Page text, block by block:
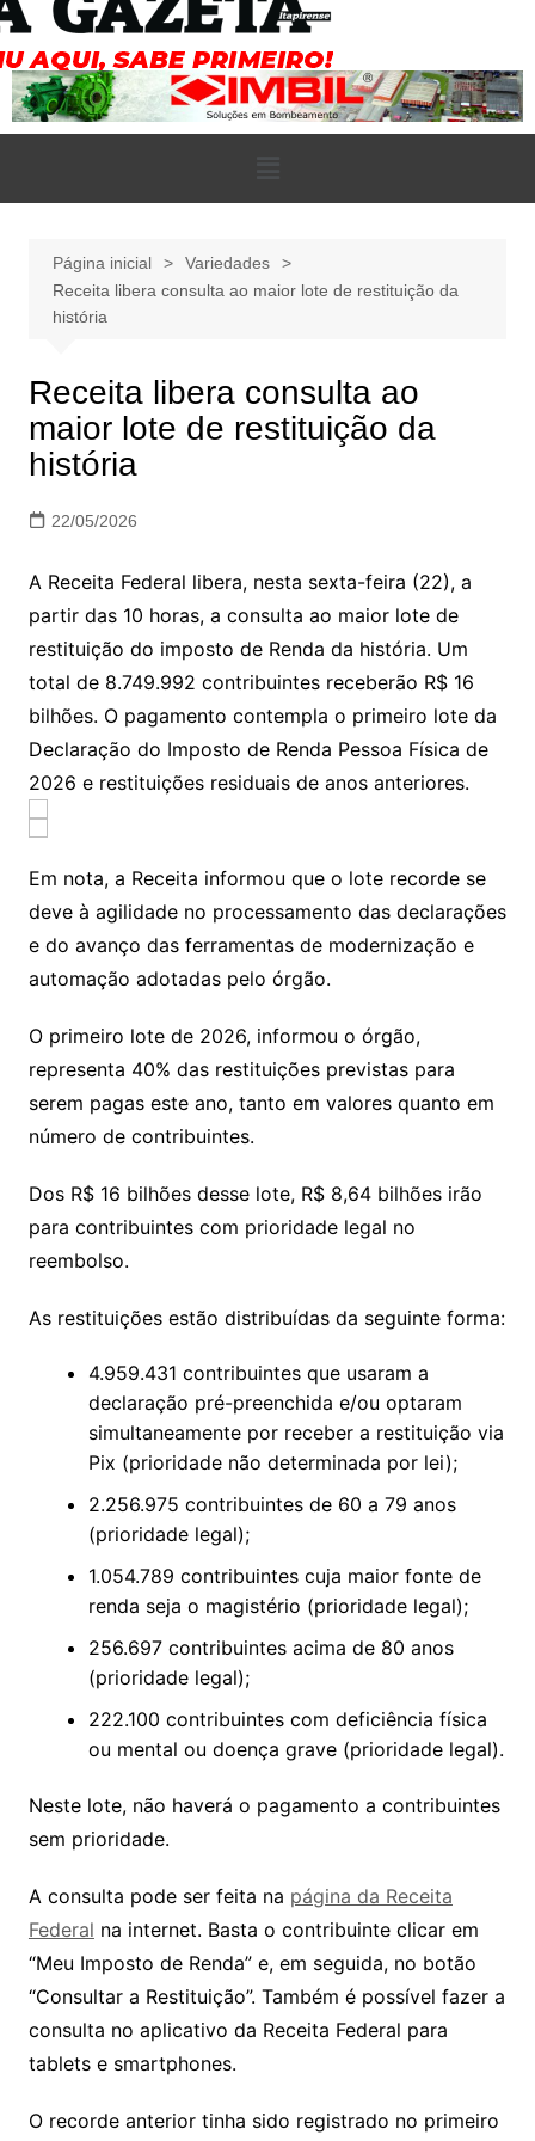
Página inicial
Variedades
Receita libera consulta ao maior lote de restituição da
história
Receita libera consulta ao
maior lote de restituição da
história
22/05/2026
A Receita Federal libera, nesta sexta-feira (22), a
partir das 10 horas, a consulta ao maior lote de
restituição do imposto de Renda da história. Um
total de 8.749.992 contribuintes receberão R$ 16
bilhões. O pagamento contempla o primeiro lote da
Declaração do Imposto de Renda Pessoa Física de
2026 e restituições residuais de anos anteriores.
Em nota, a Receita informou que o lote recorde se
deve à agilidade no processamento das declarações
e do avanço das ferramentas de modernização e
automação adotadas pelo órgão.
O primeiro lote de 2026, informou o órgão,
representa 40% das restituições previstas para
serem pagas este ano, tanto em valores quanto em
número de contribuintes.
Dos R$ 16 bilhões desse lote, R$ 8,64 bilhões irão
para contribuintes com prioridade legal no
reembolso.
As restituições estão distribuídas da seguinte forma:
4.959.431 contribuintes que usaram a
declaração pré-preenchida e/ou optaram
simultaneamente por receber a restituição via
Pix (prioridade não determinada por lei);
2.256.975 contribuintes de 60 a 79 anos
(prioridade legal);
1.054.789 contribuintes cuja maior fonte de
renda seja o magistério (prioridade legal);
256.697 contribuintes acima de 80 anos
(prioridade legal);
222.100 contribuintes com deficiência física
ou mental ou doença grave (prioridade legal).
Neste lote, não haverá o pagamento a contribuintes
sem prioridade.
A consulta pode ser feita na página da Receita
Federal na internet. Basta o contribuinte clicar em
“Meu Imposto de Renda” e, em seguida, no botão
“Consultar a Restituição”. Também é possível fazer a
consulta no aplicativo da Receita Federal para
tablets e smartphones.
O recorde anterior tinha sido registrado no primeiro